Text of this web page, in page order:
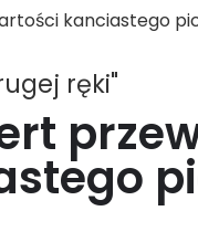
kanciastego
ręki"